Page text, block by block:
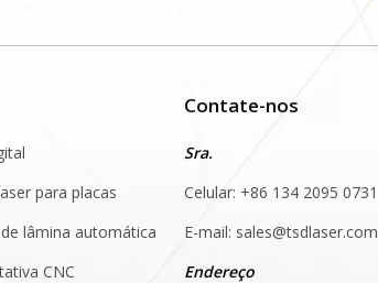
para placas
lâmina automática
CNC
Contate-nos
Sra.
Celular: +86 134 2095 0731
E-mail: sales@tsdlaser.com
Endereço